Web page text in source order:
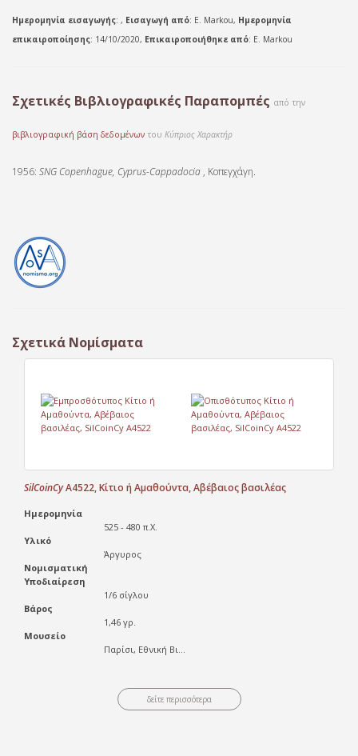
Ημερομηνία εισαγωγής: , Εισαγωγή από: E. Markou, Ημερομηνία
επικαιροποίησης: 14/10/2020, Επικαιροποιήθηκε από: E. Markou
Σχετικές Βιβλιογραφικές Παραπομπές από την
βιβλιογραφική βάση δεδομένων του Κύπριος Χαρακτήρ
1956: SNG Copenhague, Cyprus-Cappadocia , Κοπεγχάγη.
Σχετικά Νομίσματα
SilCoinCyA4522, Κίτιο ή Αμαθούντα, Αβέβαιος βασιλέας
Ημερομηνία
525 - 480 π.X.
Υλικό
Άργυρος
Νομισματική
Υποδιαίρεση
1/6 σίγλου
Βάρος
1,46 γρ.
Μουσείο
Παρίσι, Εθνική Βι...
δείτε περισσότερα